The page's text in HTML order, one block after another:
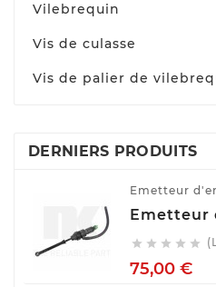
Vilebrequin
Vis de culasse
Vis de palier de
DERNIERS PRODUITS
Emetteur
    
75,00 €Prix